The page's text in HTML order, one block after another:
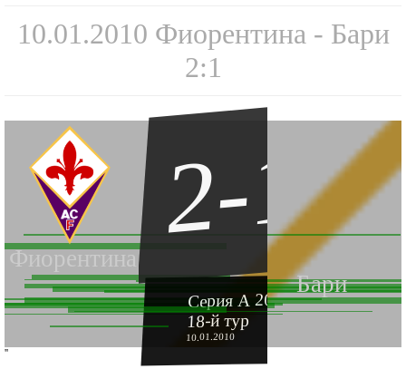
10.01.2010 Фиорентина - Бари
2:1
Фиорентина
Бари
2-1
Серия А 2009-2010
18-й тур
10.01.2010
''